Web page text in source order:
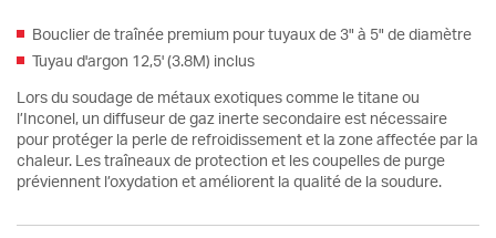
Bouclier de traînée premium pour tuyaux de 3" à 5" de diamètre
Tuyau d'argon 12,5' (3.8M) inclus
Lors du soudage de métaux exotiques comme le titane ou
l’Inconel, un diffuseur de gaz inerte secondaire est nécessaire
pour protéger la perle de refroidissement et la zone affectée par la
chaleur. Les traîneaux de protection et les coupelles de purge
préviennent l’oxydation et améliorent la qualité de la soudure.